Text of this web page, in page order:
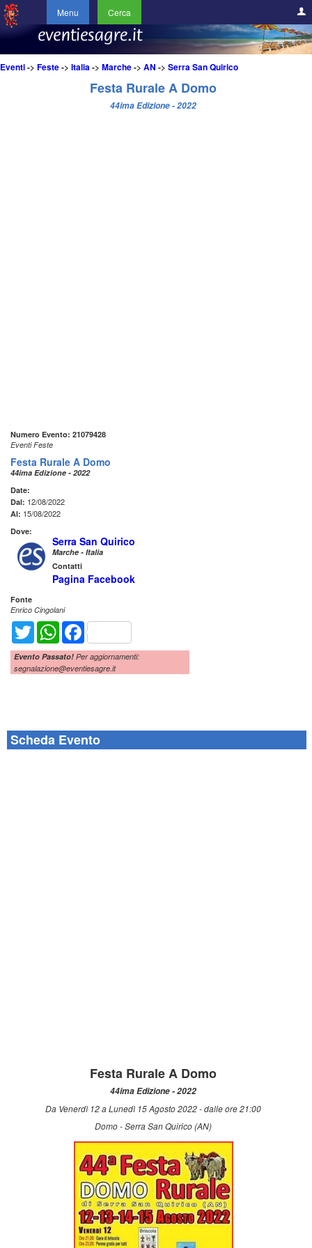
Menu Cerca
Eventi-> Feste-> Italia-> Marche-> AN -> Serra San Quirico
Festa Rurale A Domo
44ima Edizione - 2022
Numero Evento: 21079428
Eventi Feste
Festa Rurale A Domo
44ima Edizione - 2022
Date:
Dal: 12/08/2022
Al: 15/08/2022
Dove:
Serra San Quirico
Marche - Italia
Contatti
Pagina Facebook
Fonte
Enrico Cingolani
Twitter WhatsAppFacebook
Evento Passato! Per aggiornamenti:
segnalazione@eventiesagre.it
Scheda Evento
Festa Rurale A Domo
44ima Edizione - 2022
Da Venerdì 12 a Lunedì 15 Agosto 2022 - dalle ore 21:00
Domo - Serra San Quirico (AN)